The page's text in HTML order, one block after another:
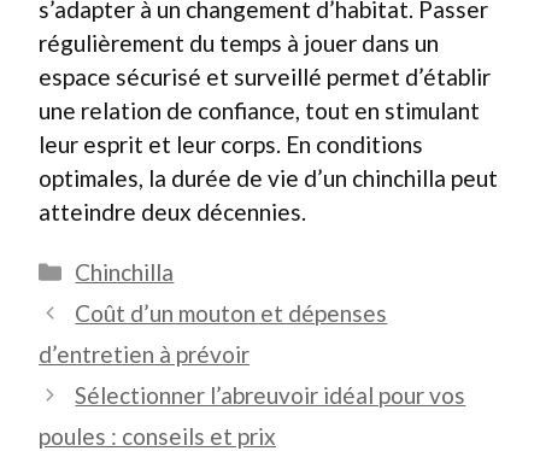
s’adapter à un changement d’habitat. Passer
régulièrement du temps à jouer dans un
espace sécurisé et surveillé permet d’établir
une relation de confiance, tout en stimulant
leur esprit et leur corps. En conditions
optimales, la durée de vie d’un chinchilla peut
atteindre deux décennies.
Catégories
Chinchilla
Coût d’un mouton et dépenses
d’entretien à prévoir
Sélectionner l’abreuvoir idéal pour vos
poules : conseils et prix